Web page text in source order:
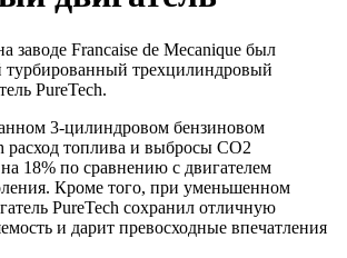
заводе Francaise de Mecanique был
трехцилиндровый
PureTech.
3-цилиндровом бензиновом
расход топлива и выбросы СО2
18% по сравнению с двигателем
Кроме того, при уменьшенном
PureTech сохранил отличную
и дарит превосходные впечатления